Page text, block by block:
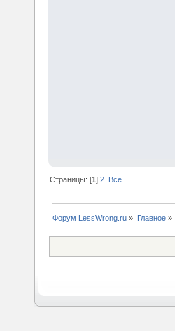
Страницы: [1]2 Все
Форум LessWrong.ru » Главное»